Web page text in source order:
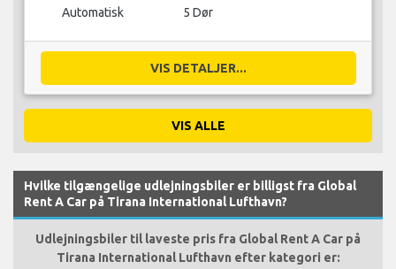
Automatisk 5 Dør
VIS DETALJER...
VIS ALLE
Hvilke tilgængelige udlejningsbiler er billigst fra Global
Rent A Car på Tirana International Lufthavn?
Udlejningsbiler til laveste pris fra Global Rent A Car på
Tirana International Lufthavn efter kategori er: